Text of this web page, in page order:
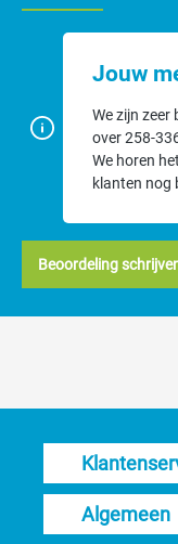
Jouw
We zijn zeer
over 258-
We horen
klanten nog
Beoordeling
Algemeen